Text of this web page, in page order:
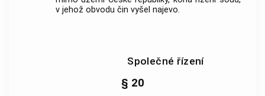
v jehož obvodu čin vyšel najevo.
Společné řízení
§ 20